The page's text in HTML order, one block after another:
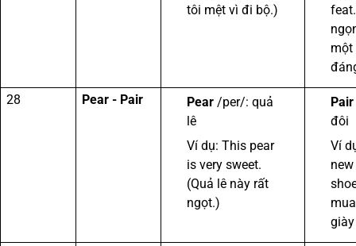
tôi mệt vì đi bộ.)
một
28 Pear - Pair Pear/per/: quả
lê
Ví dụ: This pear
is very sweet.
(Quả lê này rất
ngọt.)
Pair
đôi
Ví